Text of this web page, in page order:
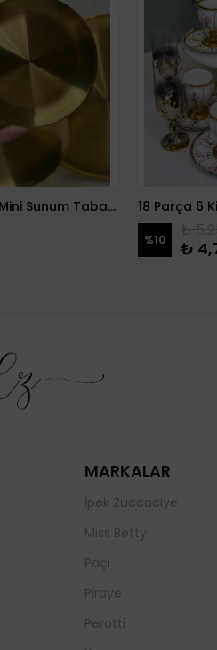
14 Cm Gold Mini Sunum Tabağı
%10 ₺
MARKALAR
İpek Züccaciye
Miss Betty
Paçi
Piraye
Perotti